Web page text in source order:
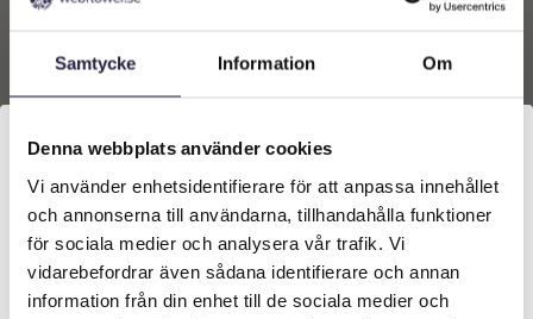
Samtycke Information Om
Denna webbplats använder cookies
Vi använder enhetsidentifierare för att anpassa innehållet
och annonserna till användarna, tillhandahålla funktioner
för sociala medier och analysera vår trafik. Vi
vidarebefordrar även sådana identifierare och annan
information från din enhet till de sociala medier och
varukorg
Välkommen till Webflower
Vilken typ av kund är du? Du kan alltid justera ditt val
längst upp på sidan.